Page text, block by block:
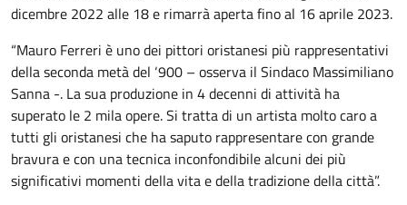
dicembre 2022 alle 18 e rimarrà aperta fino al 16 aprile 2023.
“Mauro Ferreri è uno dei pittori oristanesi più rappresentativi
della seconda metà del ‘900 – osserva il Sindaco Massimiliano
Sanna -. La sua produzione in 4 decenni di attività ha
superato le 2 mila opere. Si tratta di un artista molto caro a
tutti gli oristanesi che ha saputo rappresentare con grande
bravura e con una tecnica inconfondibile alcuni dei più
significativi momenti della vita e della tradizione della città”.